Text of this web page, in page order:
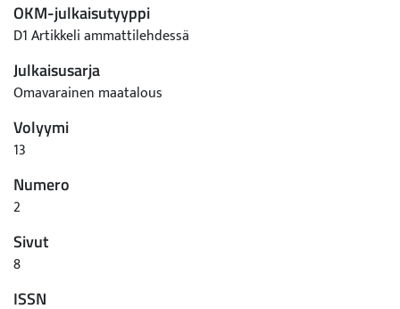
OKM-julkaisutyyppi
D1 Artikkeli ammattilehdessä
Julkaisusarja
Omavarainen maatalous
Volyymi
13
Numero
2
Sivut
8
ISSN